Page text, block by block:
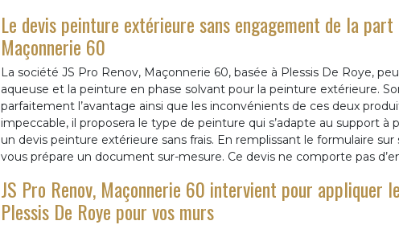
Le devis peinture extérieure sans engagement de la part
Maçonnerie 60
La société JS Pro Renov, Maçonnerie 60, basée à Plessis De Roye,
aqueuse et la peinture en phase solvant pour la peinture extérieure.
parfaitement l’avantage ainsi que les inconvénients de ces deux
impeccable, il proposera le type de peinture qui s’adapte au support à
un devis peinture extérieure sans frais. En remplissant le formulaire
vous prépare un document sur-mesure. Ce devis ne comporte pas
JS Pro Renov, Maçonnerie 60 intervient pour appliquer
Plessis De Roye pour vos murs